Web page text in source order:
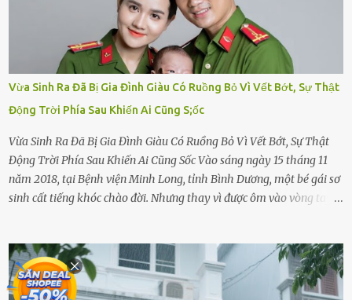
Vừa Sinh Ra Đã Bị Gia Đình Giàu Có Ruồng Bỏ Vì Vết Bớt, Sự Thật
Động Trời Phía Sau Khiến Ai Cũng S;ốc
Vừa Sinh Ra Đã Bị Gia Đình Giàu Có Ruồng Bỏ Vì Vết Bớt, Sự Thật
Động Trời Phía Sau Khiến Ai Cũng Sốc Vào sáng ngày 15 tháng 11
năm 2018, tại Bệnh viện Minh Long, tỉnh Bình Dương, một bé gái sơ
sinh cất tiếng khóc chào đời. Nhưng thay vì được ôm vào vòng tay
hảo, địa vị cao sang của ông Trần Quốc Tùng xem như điềm gở. Ông
Tùng, một doanh nhân quyền lực có tiếng ở Bình Dương, cùng vợ là
bà Đỗ Thị Nga, lập tức ra quyết định nhẫn tâm: bỏ lại đứa trẻ. Họ